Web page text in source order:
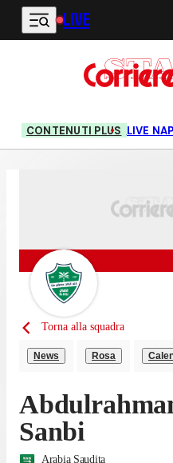
Vai al contenuto principale
LIVE
CONTENUTI PLUS LIVE
Torna alla squadra
News Rosa
Sanbi
Arabia Saudita